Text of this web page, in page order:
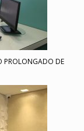
PROLONGADO DE